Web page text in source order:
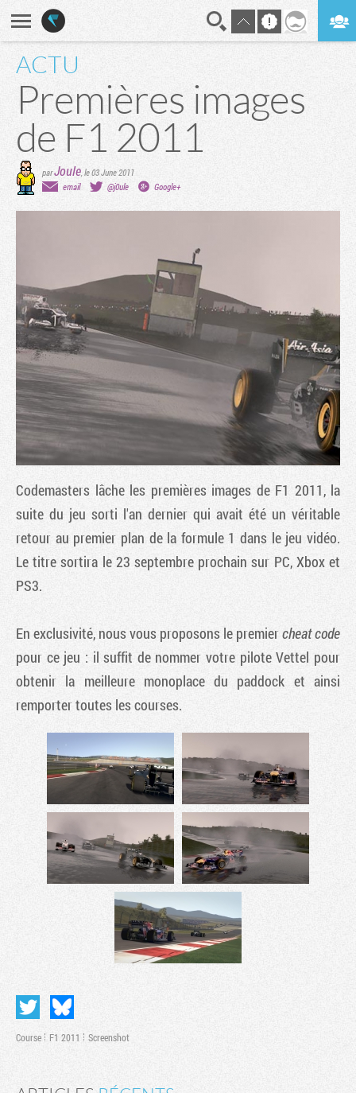
ACTU
Premières images
de F1 2011
parJoule,le 03 June 2011
email
@j0ule Google+
Codemasters lâche les premières images de F1 2011, la
suite du jeu sorti l'an dernier qui avait été un véritable
retour au premier plan de la formule 1 dans le jeu vidéo.
Le titre sortira le 23 septembre prochain sur PC, Xbox et
PS3.
En exclusivité, nous vous proposons le premiercheat code
pour ce jeu : il suffit de nommer votre pilote Vettel pour
obtenir la meilleure monoplace du paddock et ainsi
remporter toutes les courses.
Course F1 2011 Screenshot